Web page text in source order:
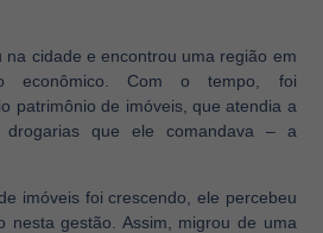
na cidade e encontrou uma região em
econômico. Com o tempo, foi
patrimônio de imóveis, que atendia a
que ele comandava – a
imóveis foi crescendo, ele percebeu
nesta gestão. Assim, migrou de uma